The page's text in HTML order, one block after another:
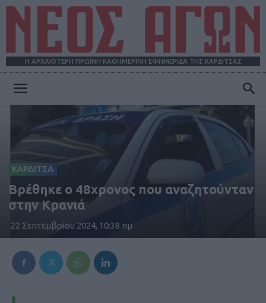
Η ΑΡΧΑΙΟΤΕΡΗ ΠΡΩΪΝΗ ΚΑΘΗΜΕΡΙΝΗ ΕΦΗΜΕΡΙΔΑ ΤΗΣ ΚΑΡΔΙΤΣΑΣ
ΑΓΩΝ
ΚΑΡΔΙΤΣΑ
Βρέθηκε ο 48χρονος που αναζητούνταν
στην Κρανιά
22 Σεπτεμβρίου 2024, 10:38 πμ